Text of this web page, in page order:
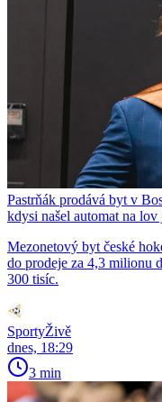
Pastrňák prodává byt v
kdysi našel automat na
Mezonetový byt české
do prodeje za 4,3 milionu
300 tisíc.
SportyŽivě
dnes, 18:29
3 min